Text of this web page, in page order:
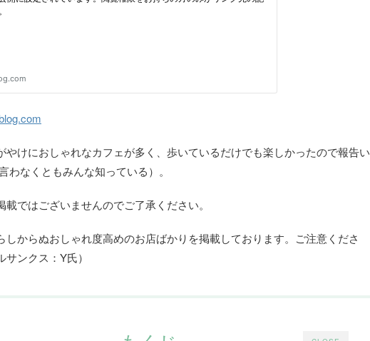
やけにおしゃれなカフェが多く、歩いているだけでも楽しかったので報告い
わなくともみんな知っている）。
載ではございませんのでご了承ください。
しからぬおしゃれ度高めのお店ばかりを掲載しております。ご注意くださ
ンクス：Y氏）